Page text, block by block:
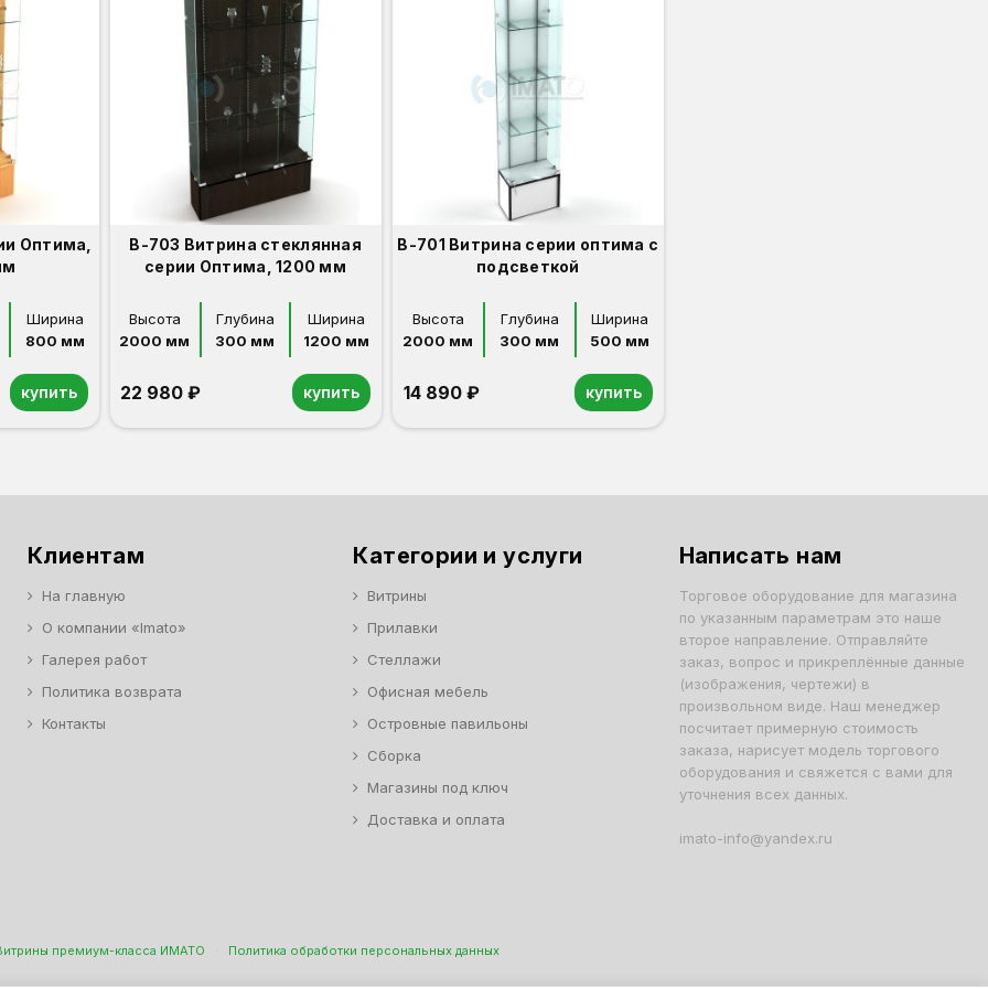
Оптима,
Ширина
800 мм
купить
В-703 Витрина стеклянная
серии Оптима, 1200 мм
Высота
2000 мм
Глубина
300 мм
Ширина
1200 мм
22 980 ₽ купить
В-701 Витрина серии оптима с
подсветкой
Высота
2000 мм
Глубина
300 мм
Ширина
500 мм
14 890 ₽ купить
Клиентам
На главную
О компании «Imato»
Галерея работ
Политика возврата
Контакты
Категории и услуги
Витрины
Прилавки
Стеллажи
Офисная мебель
Островные павильоны
Сборка
Магазины под ключ
Доставка и оплата
Написать нам
Торговое оборудование для магазина
по указанным параметрам это наше
второе направление. Отправляйте
заказ, вопрос и прикреплённые данные
(изображения, чертежи) в
произвольном виде. Наш менеджер
посчитает примерную стоимость
заказа, нарисует модель торгового
оборудования и свяжется с вами для
уточнения всех данных.
imato-info@yandex.ru
премиум-класса ИМАТО · Политика обработки персональных данных